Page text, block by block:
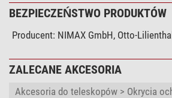
BEZPIECZEŃSTWO PRODUKTÓW
Producent: NIMAX GmbH, Otto-
ZALECANE AKCESORIA
Akcesoria do teleskopów > Okrycia